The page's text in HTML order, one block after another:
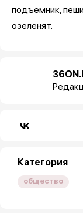
подъемник,
озеленят.
Категория
общество